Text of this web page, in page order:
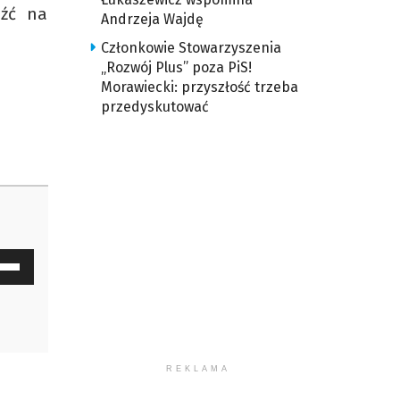
na
Andrzeja Wajdę
Członkowie Stowarzyszenia
„Rozwój Plus” poza PiS!
Morawiecki: przyszłość trzeba
przedyskutować
REKLAMA